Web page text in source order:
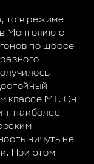
то в режиме
Монголию с
по шоссе
классе МТ. Он
наиболее
ничуть не
При этом